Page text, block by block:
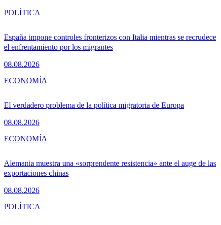
España impone controles fronterizos con Italia mientras se recrudece
el enfrentamiento por los migrantes
08.08.2026
POLÍTICA
El verdadero problema de la política migratoria de Europa
08.08.2026
ECONOMÍA
Alemania muestra una «sorprendente resistencia» ante el auge de las
exportaciones chinas
08.08.2026
ECONOMÍA
POLÍTICA